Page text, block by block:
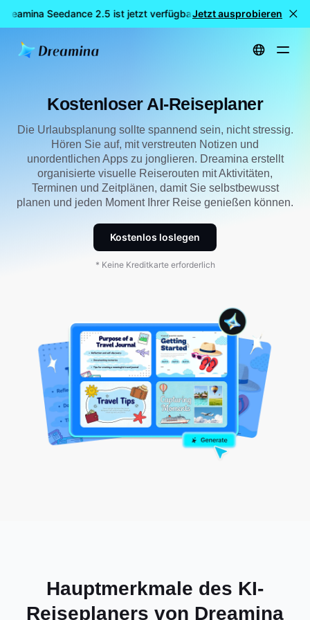
Seedance 2.5 ist jetzt verfügbar 🎉 Neues Modell
Jetzt ausprobieren
Startseite erstellen Kostenloser AI-Reiseplaner
Kostenloser AI-Reiseplaner
Die Urlaubsplanung sollte spannend sein, nicht stressig.
Hören Sie auf, mit verstreuten Notizen und
unordentlichen Apps zu jonglieren. Dreamina erstellt
organisierte visuelle Reiserouten mit Aktivitäten,
Terminen und Zeitplänen, damit Sie selbstbewusst
planen und jeden Moment Ihrer Reise genießen können.
Kostenlos loslegen
* Keine Kreditkarte erforderlich
Hauptmerkmale des KI-
Reiseplaners von Dreamina